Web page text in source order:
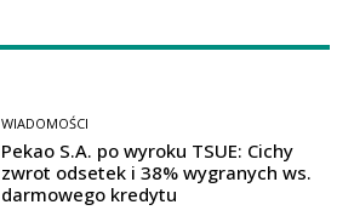
WIADOMOŚCI
Pekao S.A. po wyroku TSUE: Cichy
zwrot odsetek i 38% wygranych ws.
darmowego kredytu